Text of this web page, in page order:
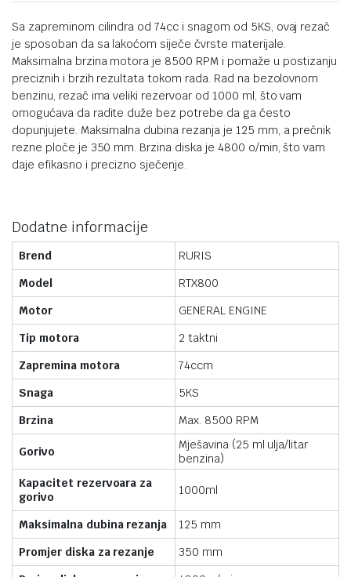
Sa zapreminom cilindra od 74cc i snagom od 5KS, ovaj rezač
je sposoban da sa lakoćom siječe čvrste materijale.
Maksimalna brzina motora je 8500 RPM i pomaže u postizanju
preciznih i brzih rezultata tokom rada. Rad na bezolovnom
benzinu, rezač ima veliki rezervoar od 1000 ml, što vam
omogućava da radite duže bez potrebe da ga često
dopunjujete. Maksimalna dubina rezanja je 125 mm, a prečnik
rezne ploče je 350 mm. Brzina diska je 4800 o/min, što vam
daje efikasno i precizno sječenje.
Dodatne informacije
Brend
RURIS
Model
RTX800
Motor
GENERAL ENGINE
Tip motora
2 taktni
Zapremina motora
74ccm
Snaga
5KS
Brzina
Max. 8500 RPM
Gorivo
Mješavina (25 ml ulja/litar
benzina)
Kapacitet rezervoara za
gorivo
1000ml
Maksimalna dubina rezanja
125 mm
Promjer diska za rezanje
350 mm